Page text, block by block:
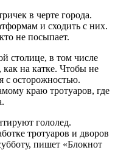
в черте города.
и сходить с них.
не посыпает.
столице, в том числе
на катке. Чтобы не
с осторожностью.
краю тротуаров, где
гололед.
тротуаров и дворов
пишет «Блокнот